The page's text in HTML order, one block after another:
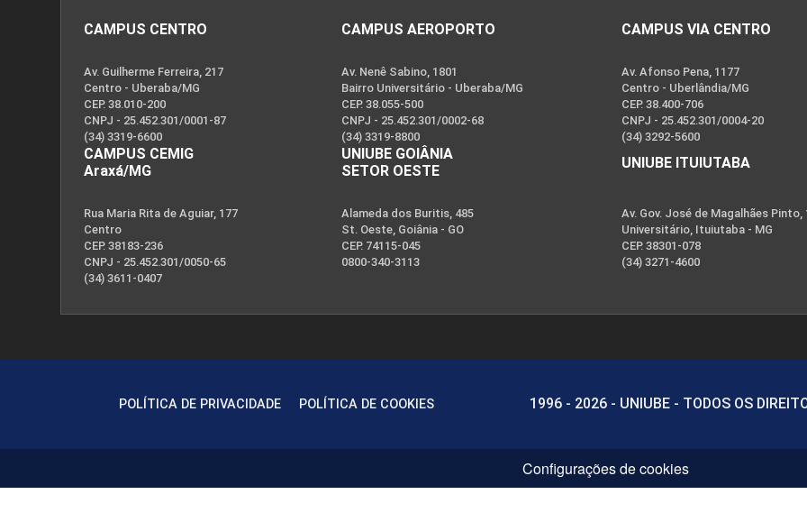
CAMPUS CENTRO
Av. Guilherme Ferreira, 217
Centro - Uberaba/MG
CEP. 38.010-200
CNPJ - 25.452.301/0001-87
(34) 3319-6600
CAMPUS CEMIG
Araxá/MG
Rua Maria Rita de Aguiar, 177
Centro
CEP. 38183-236
CNPJ - 25.452.301/0050-65
(34) 3611-0407
CAMPUS AEROPORTO
Av. Nenê Sabino, 1801
Bairro Universitário - Uberaba/MG
CEP. 38.055-500
CNPJ - 25.452.301/0002-68
(34) 3319-8800
UNIUBE GOIÂNIA
SETOR OESTE
Alameda dos Buritis, 485
St. Oeste, Goiânia - GO
CEP. 74115-045
0800-340-3113
CAMPUS VIA CENTRO
Av. Afonso Pena, 1177
Centro - Uberlândia/MG
CEP. 38.400-706
CNPJ - 25.452.301/0004-20
(34) 3292-5600
UNIUBE ITUIUTABA
Av. Gov. José de Magalhães Pinto,
Universitário, Ituiutaba - MG
CEP. 38301-078
(34) 3271-4600
POLÍTICA DE PRIVACIDADE POLÍTICA DE COOKIES 1996 - 2026 - UNIUBE - TODOS OS
Configurações de cookies